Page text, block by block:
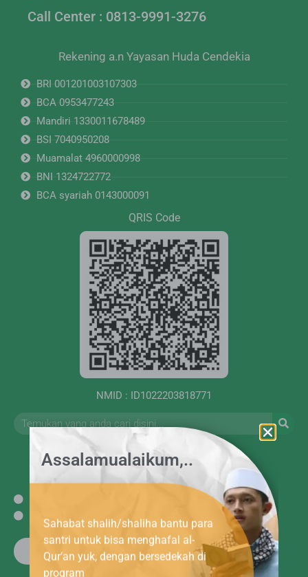
Call Center : 0813-9991-3276
Rekening a.n Yayasan Huda Cendekia
BRI 001201003107303
BCA 0953477243
Mandiri 1330011678489
BSI 7040950208
Muamalat 4960000998
BNI 1324722772
BCA syariah 0143000091
QRIS Code
NMID : ID1022203818771
Satu Amal Berjuta Kebikan
Assalamualaikum,..
Sahabat shalih/shaliha bantu para
santri untuk bisa menghafal al-
Qur’an yuk, dengan bersedekah di
program